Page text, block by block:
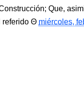
Que,
referido
miércoles,